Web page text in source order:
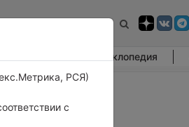
Энциклопедия
РСЯ)
с